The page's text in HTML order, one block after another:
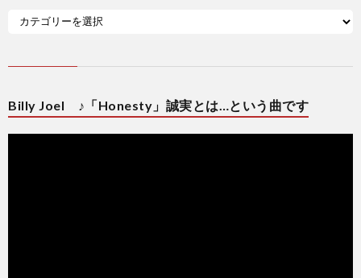
Billy Joel ♪「Honesty」誠実とは…という曲です
動